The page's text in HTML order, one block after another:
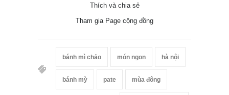
Thích và chia sẻ
Tham gia Page cộng đồng
bánh mì chảo món ngon hà nội
bánh mỳ pate mùa đông